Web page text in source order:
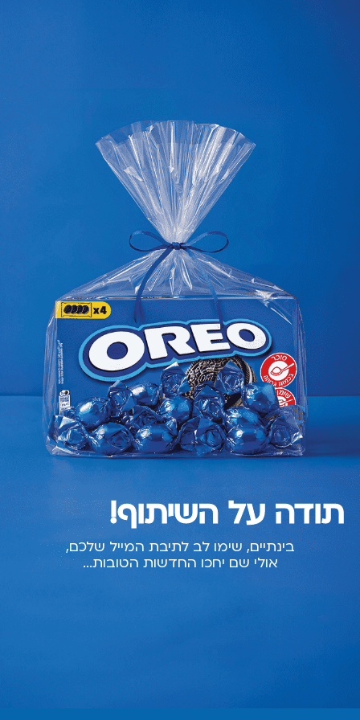
תודה על השיתוף!
בינתיים, שימו לב לתיבת המייל שלכם,
אולי שם יחכו החדשות הטובות...